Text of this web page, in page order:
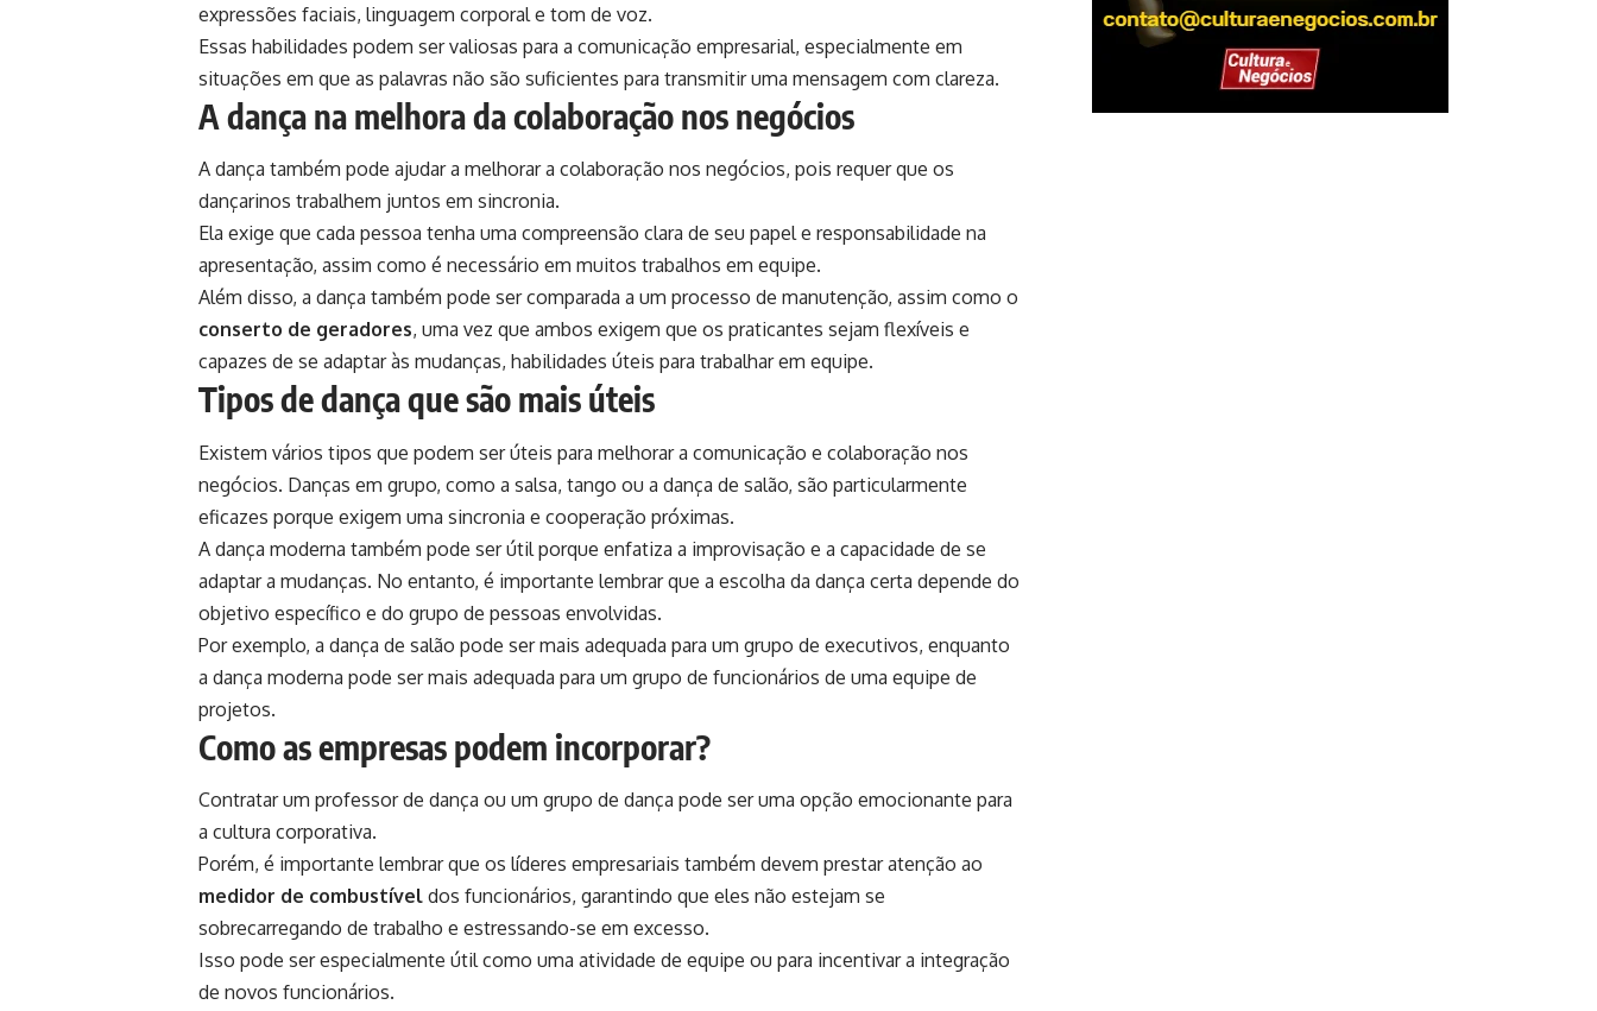
expressões faciais, linguagem corporal e tom de voz.
Essas habilidades podem ser valiosas para a comunicação empresarial, especialmente em
situações em que as palavras não são suficientes para transmitir uma mensagem com clareza.
A dança na melhora da colaboração nos negócios
A dança também pode ajudar a melhorar a colaboração nos negócios, pois requer que os
dançarinos trabalhem juntos em sincronia.
Ela exige que cada pessoa tenha uma compreensão clara de seu papel e responsabilidade na
apresentação, assim como é necessário em muitos trabalhos em equipe.
Além disso, a dança também pode ser comparada a um processo de manutenção, assim como o
conserto de geradores, uma vez que ambos exigem que os praticantes sejam flexíveis e
capazes de se adaptar às mudanças, habilidades úteis para trabalhar em equipe.
Tipos de dança que são mais úteis
Existem vários tipos que podem ser úteis para melhorar a comunicação e colaboração nos
negócios. Danças em grupo, como a salsa, tango ou a dança de salão, são particularmente
eficazes porque exigem uma sincronia e cooperação próximas.
A dança moderna também pode ser útil porque enfatiza a improvisação e a capacidade de se
adaptar a mudanças. No entanto, é importante lembrar que a escolha da dança certa depende do
objetivo específico e do grupo de pessoas envolvidas.
Por exemplo, a dança de salão pode ser mais adequada para um grupo de executivos, enquanto
a dança moderna pode ser mais adequada para um grupo de funcionários de uma equipe de
projetos.
Como as empresas podem incorporar?
Contratar um professor de dança ou um grupo de dança pode ser uma opção emocionante para
a cultura corporativa.
Porém, é importante lembrar que os líderes empresariais também devem prestar atenção ao
medidor de combustível dos funcionários, garantindo que eles não estejam se
sobrecarregando de trabalho e estressando-se em excesso.
Isso pode ser especialmente útil como uma atividade de equipe ou para incentivar a integração
de novos funcionários.